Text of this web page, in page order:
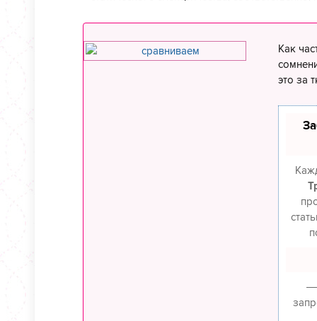
Как
это за
—